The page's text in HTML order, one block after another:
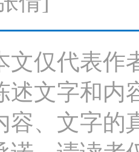
文仅代表作
述文字和内
容、文字的